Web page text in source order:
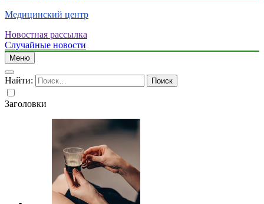
Медицинский центр
Новостная рассылка
Случайные новости
Меню
Найти:
Заголовки